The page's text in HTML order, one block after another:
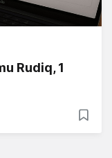
Rudiq, 1